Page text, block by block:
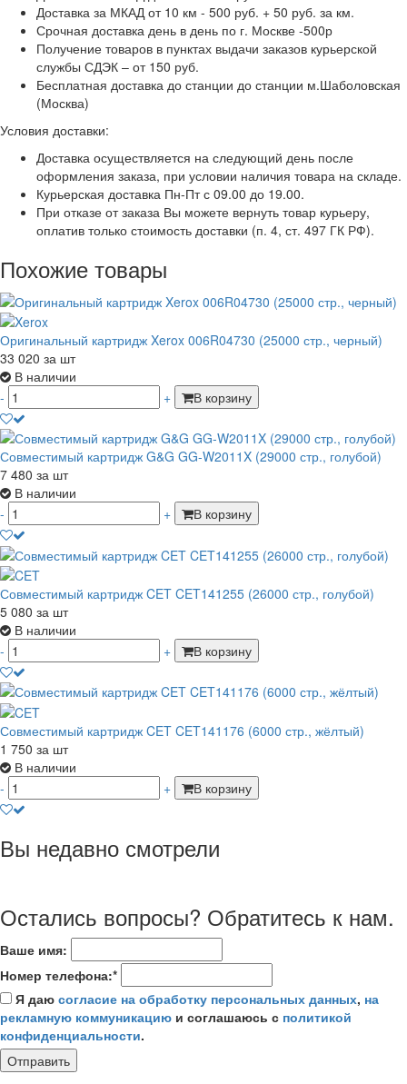
Доставка за МКАД от 10 км - 500 руб. + 50 руб. за км.
Срочная доставка день в день по г. Москве -500р
Получение товаров в пунктах выдачи заказов курьерской
службы СДЭК – от 150 руб.
Бесплатная доставка до станции до станции м.Шаболовская
(Москва)
Условия доставки:
Доставка осуществляется на следующий день после
оформления заказа, при условии наличия товара на складе.
Курьерская доставка Пн-Пт с 09.00 до 19.00.
При отказе от заказа Вы можете вернуть товар курьеру,
оплатив только стоимость доставки (п. 4, ст. 497 ГК РФ).
Похожие товары
Оригинальный картридж Xerox 006R04730 (25000 стр., черный)
33 020 за шт
В наличии
-
+ В корзину
Совместимый картридж G&G GG-W2011X (29000 стр., голубой)
7 480 за шт
В наличии
-
+ В корзину
Совместимый картридж CET CET141255 (26000 стр., голубой)
5 080 за шт
В наличии
-
+ В корзину
Совместимый картридж CET CET141176 (6000 стр., жёлтый)
1 750 за шт
В наличии
-
+ В корзину
Вы недавно смотрели
Остались вопросы? Обратитесь к нам.
Ваше имя:
Номер телефона:*
Я даю согласие на обработку персональных данных, на
рекламную коммуникацию и соглашаюсь с политикой
конфиденциальности.
Отправить